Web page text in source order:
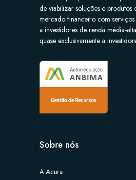
de viabilizar soluções e produtos
mercado financeiro com
a investidores de renda média-
quase exclusivamente a
Sobre nós
A Acura